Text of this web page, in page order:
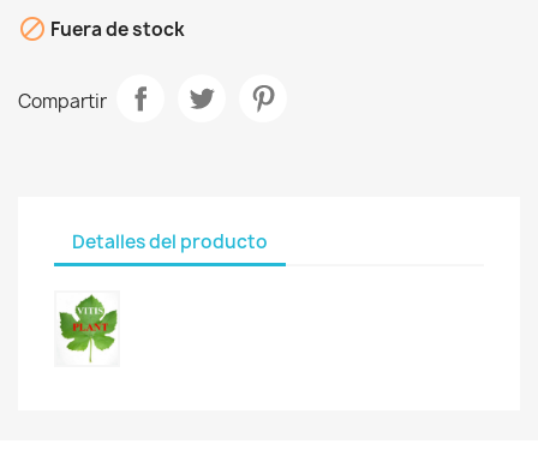
 Fuera de stock
Compartir
Detalles del producto